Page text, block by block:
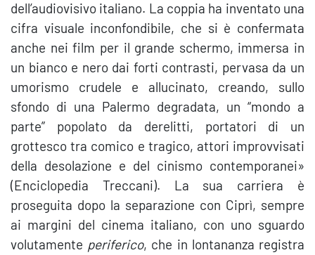
dell’audiovisivo italiano. La coppia ha inventato una
cifra visuale inconfondibile, che si è confermata
anche nei film per il grande schermo, immersa in
un bianco e nero dai forti contrasti, pervasa da un
umorismo crudele e allucinato, creando, sullo
sfondo di una Palermo degradata, un “mondo a
parte” popolato da derelitti, portatori di un
grottesco tra comico e tragico, attori improvvisati
della desolazione e del cinismo contemporanei»
(Enciclopedia Treccani). La sua carriera è
proseguita dopo la separazione con Ciprì, sempre
ai margini del cinema italiano, con uno sguardo
volutamente periferico, che in lontananza registra